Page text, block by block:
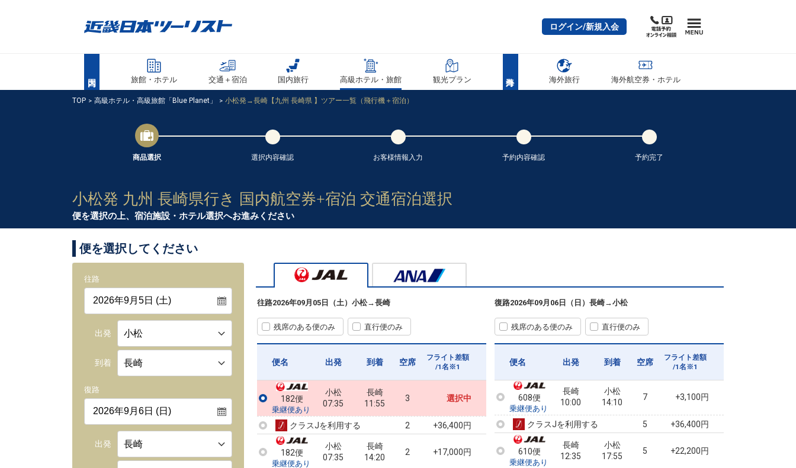
ログイン/新規入会
旅館・ホテル 交通＋宿泊 国内旅行 高級ホテル・旅館 観光プラン 海外旅行 海外航空券・ホテル
TOP 高級ホテル・高級旅館「Blue Planet」 小松発→長崎【九州 長崎県 】ツアー一覧（飛行機＋宿泊）
商品選択 選択内容確認 お客様情報 入力 予約内容確認 予約完了
小松発 九州 長崎県行き 国内航空券+宿泊 交通宿泊選択
便を選択の上、宿泊施設・ホテル選択へお進みください
便を選択してください
往路
出発
到着
復路
出発
往路2026年09月05日（土） 小松→長崎
残席のある便のみ 直行便のみ
便名 出発 到着 空席
フライト差額
/1名※1
182便
乗継便あり
小松
07:35
長崎
11:55
3 選択中
クラスJを利用する 2 +36,400円
182便
乗継便あり
小松
07:35
長崎
14:20
2 +17,000円
復路2026年09月06日（日） 長崎→小松
残席のある便のみ 直行便のみ
便名 出発 到着 空席
フライト差額
/1名※1
606便
乗継便あり
+17,000円
クラスJを利用する 6
608便
長崎
小松
6 選択中
+36,400円
608便
乗継便あり
長崎
10:00
小松
14:10
7 +3,100円
クラスJを利用する 5 +36,400円
610便
乗継便あり
長崎
12:35
小松
17:55
5 +22,200円